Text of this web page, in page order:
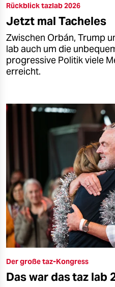
Rückblick tazlab 2026
Jetzt mal Tacheles
Zwischen Orbán, Trump
lab auch um die
progressive Politik viele
erreicht.
Der große taz-Kongress
Das war das taz lab